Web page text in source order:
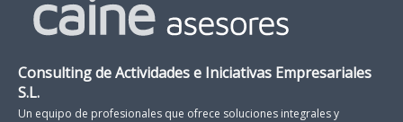
Consulting de Actividades e Iniciativas Empresariales
S.L.
Un equipo de profesionales que ofrece soluciones integrales y